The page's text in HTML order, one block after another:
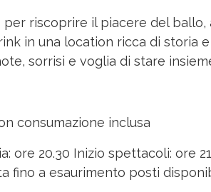
per riscoprire il piacere del
in una location ricca di storia
sorrisi e voglia di stare
consumazione inclusa
ore 20.30 Inizio spettacoli: ore
fino a esaurimento posti